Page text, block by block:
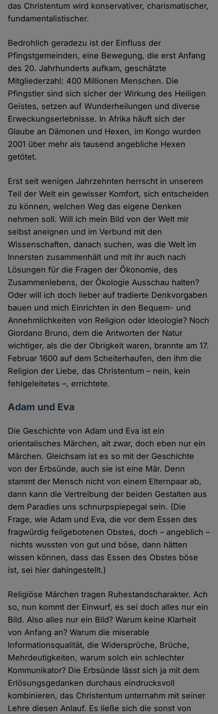
das Christentum wird konservativer, charismatischer,
fundamentalistischer.
Bedrohlich geradezu ist der Einfluss der
Pfingstgemeinden, eine Bewegung, die erst Anfang
des 20. Jahrhunderts aufkam, geschätzte
Mitgliederzahl: 400 Millionen Menschen. Die
Pfingstler sind sich sicher der Wirkung des Heiligen
Geistes, setzen auf Wunderheilungen und diverse
Erweckungserlebnisse. In Afrika häuft sich der
Glaube an Dämonen und Hexen, im Kongo wurden
2001 über mehr als tausend angebliche Hexen
getötet.
Erst seit wenigen Jahrzehnten herrscht in unserem
Teil der Welt ein gewisser Komfort, sich entscheiden
zu können, welchen Weg das eigene Denken
nehmen soll. Will ich mein Bild von der Welt mir
selbst aneignen und im Verbund mit den
Wissenschaften, danach suchen, was die Welt im
Innersten zusammenhält und mit ihr auch nach
Lösungen für die Fragen der Ökonomie, des
Zusammenlebens, der Ökologie Ausschau halten?
Oder will ich doch lieber auf tradierte Denkvorgaben
bauen und mich Einrichten in den Bequem- und
Annehmlichkeiten von Religion oder Ideologie? Noch
Giordano Bruno, dem die Antworten der Natur
wichtiger, als die der Obrigkeit waren, brannte am 17.
Februar 1600 auf dem Scheiterhaufen, den ihm die
Religion der Liebe, das Christentum – nein, kein
fehlgeleitetes –, errichtete.
Adam und Eva
Die Geschichte von Adam und Eva ist ein
orientalisches Märchen, alt zwar, doch eben nur ein
Märchen. Gleichsam ist es so mit der Geschichte
von der Erbsünde, auch sie ist eine Mär. Denn
stammt der Mensch nicht von einem Elternpaar ab,
dann kann die Vertreibung der beiden Gestalten aus
dem Paradies uns schnurpspiepegal sein. (Die
Frage, wie Adam und Eva, die vor dem Essen des
fragwürdig feilgebotenen Obstes, doch – angeblich –
nichts wussten von gut und böse, dann hätten
wissen können, dass das Essen des Obstes böse
ist, sei hier dahingestellt.)
Religiöse Märchen tragen Ruhestandscharakter. Ach
so, nun kommt der Einwurf, es sei doch alles nur ein
Bild. Also alles nur ein Bild? Warum keine Klarheit
von Anfang an? Warum die miserable
Informationsqualität, die Widersprüche, Brüche,
Mehrdeutigkeiten, warum solch ein schlechter
Kommunikator? Die Erbsünde lässt sich ja mit dem
Erlösungsgedanken durchaus eindrucksvoll
kombinieren, das Christentum unternahm mit seiner
Lehre diesen Anlauf. Es ließe sich die sonst von